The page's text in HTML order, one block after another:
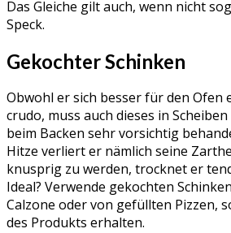
Das Gleiche gilt auch, wenn nicht
Speck.
Gekochter Schinken
Obwohl er sich besser für den Ofen
crudo, muss auch dieses in
beim Backen sehr vorsichtig
Hitze verliert er nämlich seine
knusprig zu werden, trocknet er
Ideal? Verwende gekochten
Calzone oder von gefüllten Pizzen,
des Produkts erhalten.